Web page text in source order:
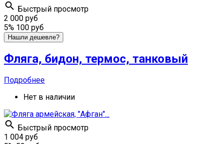
 Быстрый просмотр
2 000 руб
5% 100 руб
Нашли дешевле?
Фляга, бидон, термос, танковый
Подробнее
Нет в наличии
 Быстрый просмотр
1 004 руб